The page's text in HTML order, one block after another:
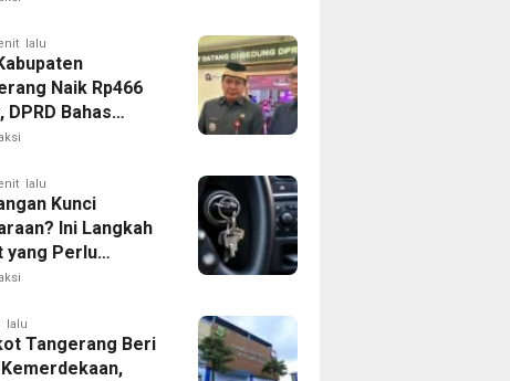
lalu
Naik Rp466
DPRD Bahas
KUA-PPAS
lalu
Kunci
Ini Langkah
yang Perlu
lalu
Tangerang Beri